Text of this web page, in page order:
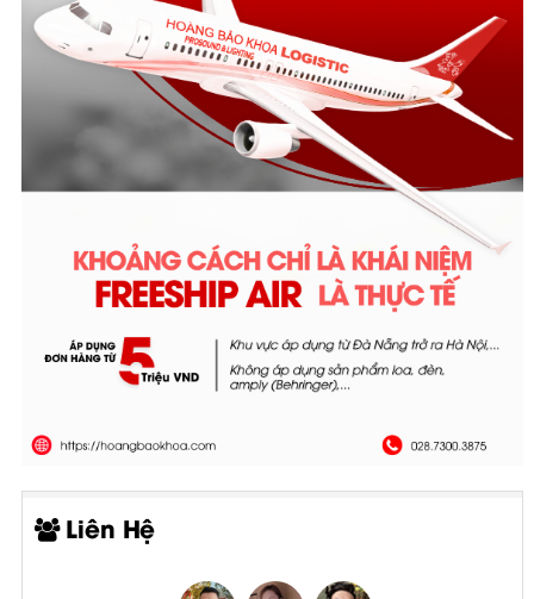
Liên Hệ